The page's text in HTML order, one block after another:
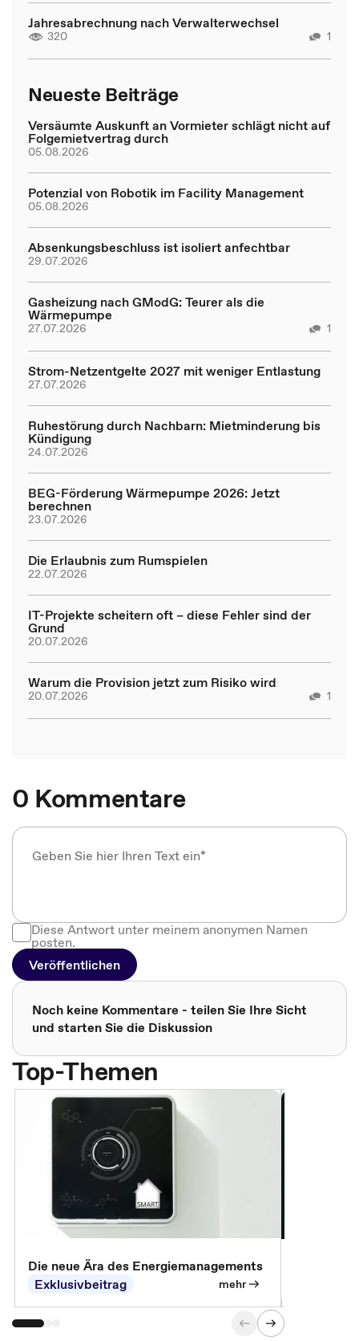
Jahresabrechnung nach Verwalterwechsel
320 1
Neueste Beiträge
Versäumte Auskunft an Vormieter schlägt nicht auf
Folgemietvertrag durch
05.08.2026
Potenzial von Robotik im Facility Management
05.08.2026
Absenkungsbeschluss ist isoliert anfechtbar
29.07.2026
Gasheizung nach GModG: Teurer als die
Wärmepumpe
27.07.2026 1
Strom-Netzentgelte 2027 mit weniger Entlastung
27.07.2026
Ruhestörung durch Nachbarn: Mietminderung bis
Kündigung
24.07.2026
BEG-Förderung Wärmepumpe 2026: Jetzt
berechnen
23.07.2026
Die Erlaubnis zum Rumspielen
22.07.2026
IT-Projekte scheitern oft – diese Fehler sind der
Grund
20.07.2026
Warum die Provision jetzt zum Risiko wird
20.07.2026 1
0 Kommentare
Diese Antwort unter meinem anonymen Namen
posten.
Veröffentlichen
Noch keine Kommentare - teilen Sie Ihre Sicht
und starten Sie die Diskussion
Top-Themen
Die neue Ära des Energiemanagements
Exklusivbeitrag
mehr